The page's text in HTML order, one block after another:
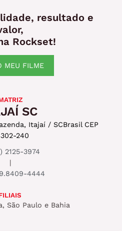
resultado e
Rockset!
MEU FILME
SC
Itajaí / SCBrasil CEP
240
2125-3974
|
4444
São Paulo e Bahia